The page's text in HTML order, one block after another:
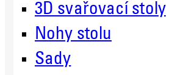
3D svařovací stoly
Nohy stolu
Sady